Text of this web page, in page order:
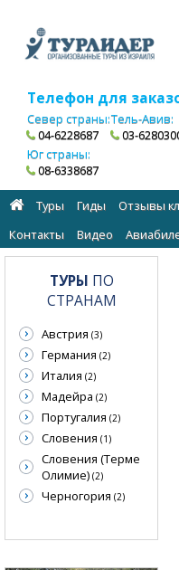
Телефон для
Север страны:
04-6228687
Тель-Авив:
03-
Юг страны:
08-6338687
Туры Гиды Отзывы
Контакты
Видео
ТУРЫ ПО
СТРАНАМ
Австрия (3)
Германия (2)
Италия (2)
Мадейра (2)
Португалия (2)
Словения (1)
Словения (Терме
Олимие) (2)
Черногория (2)